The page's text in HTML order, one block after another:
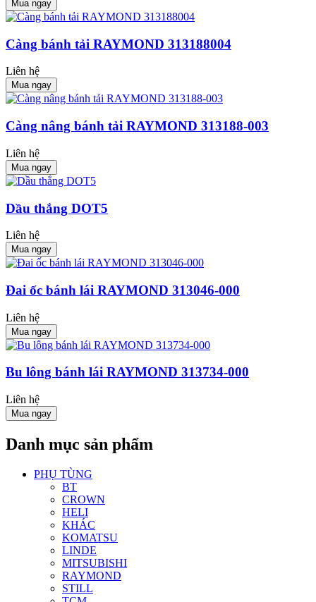
Mua ngay
Càng bánh tải RAYMOND 313188004
Liên hệ
Mua ngay
Càng nâng bánh tải RAYMOND 313188-003
Liên hệ
Mua ngay
Dầu thắng DOT5
Liên hệ
Mua ngay
Đai ốc bánh lái RAYMOND 313046-000
Liên hệ
Mua ngay
Bu lông bánh lái RAYMOND 313734-000
Liên hệ
Mua ngay
Danh mục sản phẩm
PHỤ TÙNG
BT
CROWN
HELI
KHÁC
KOMATSU
LINDE
MITSUBISHI
RAYMOND
STILL